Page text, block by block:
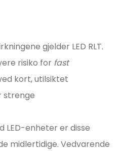
gjelder LED RLT.
risiko for fast
kort, utilsiktet
strenge
LED-enheter er disse
midlertidige. Vedvarende